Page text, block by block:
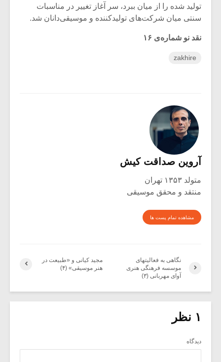
تولید شده‌ را از میان ببرد، سر آغاز تغییر در مناسبات
سنتی میان شرکت‌های تولید‌کننده و موسیقی‌دانان شد.
نقد نو شماره‌ی ۱۶
zakhire
آروین صداقت کیش
متولد ۱۳۵۳ تهران
منتقد و محقق موسیقی
مشاهده تمام پست ها
مجید کیانی و «طبیعت در
هنر موسیقی» (۴)
نگاهی به فعالیتهای
موسسه فرهنگی هنری
آوای مهربانی (۳)
۱ نظر
دیدگاه